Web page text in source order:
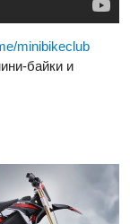
minibikeclub
байки и